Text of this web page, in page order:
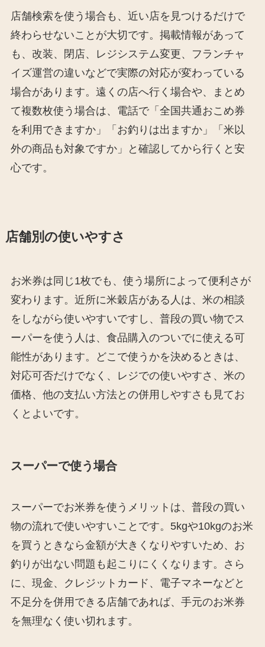
店舗検索を使う場合も、近い店を見つけるだけで
終わらせないことが大切です。掲載情報があって
も、改装、閉店、レジシステム変更、フランチャ
イズ運営の違いなどで実際の対応が変わっている
場合があります。遠くの店へ行く場合や、まとめ
て複数枚使う場合は、電話で「全国共通おこめ券
を利用できますか」「お釣りは出ますか」「米以
外の商品も対象ですか」と確認してから行くと安
心です。
店舗別の使いやすさ
お米券は同じ1枚でも、使う場所によって便利さが
変わります。近所に米穀店がある人は、米の相談
をしながら使いやすいですし、普段の買い物でス
ーパーを使う人は、食品購入のついでに使える可
能性があります。どこで使うかを決めるときは、
対応可否だけでなく、レジでの使いやすさ、米の
価格、他の支払い方法との併用しやすさも見てお
くとよいです。
スーパーで使う場合
スーパーでお米券を使うメリットは、普段の買い
物の流れで使いやすいことです。5kgや10kgのお米
を買うときなら金額が大きくなりやすいため、お
釣りが出ない問題も起こりにくくなります。さら
に、現金、クレジットカード、電子マネーなどと
不足分を併用できる店舗であれば、手元のお米券
を無理なく使い切れます。